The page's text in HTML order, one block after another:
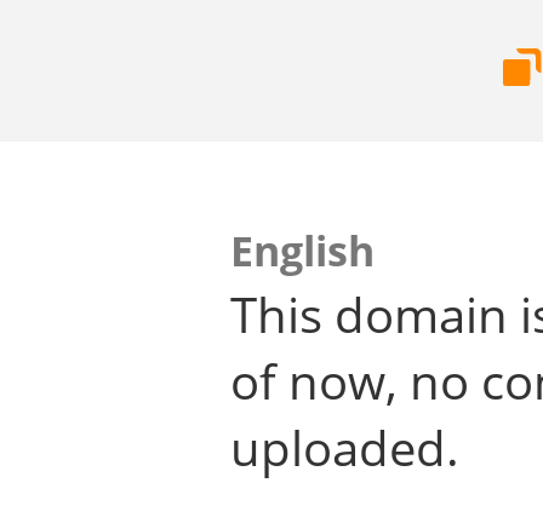
English
This domain
of now, no
uploaded.